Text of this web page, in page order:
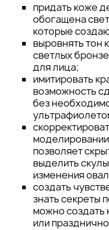
придать коже
обогащена
которые
выровнять тон
светлых
для лица;
имитировать
возможность
без
позволяет
выделить
изменения
создать
знать секреты
можно создать
или